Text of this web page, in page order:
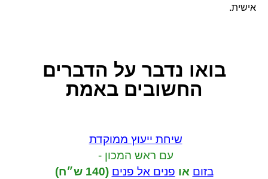
אישית.
בואו נדבר על הדברים
החשובים באמת
שיחת ייעוץ ממוקדת
עם ראש המכון -
בזום או פנים אל פנים (140 ש״ח)